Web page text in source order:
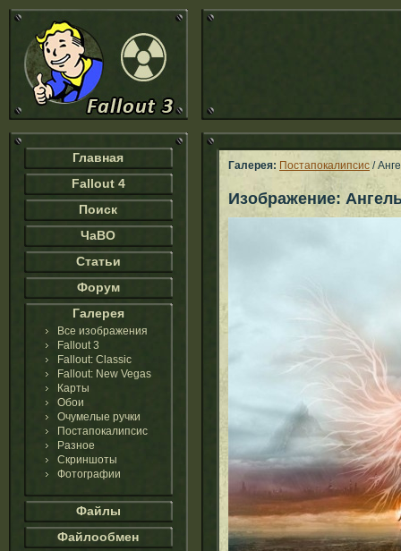
Главная
Fallout 4
Поиск
ЧаВО
Статьи
Форум
Галерея
Все изображения
Fallout 3
Fallout: Classic
Fallout: New Vegas
Карты
Обои
Очумелые ручки
Постапокалипсис
Разное
Скриншоты
Фотографии
Файлы
Файлообмен
Галерея: Постапокалипсис /
Изображение: